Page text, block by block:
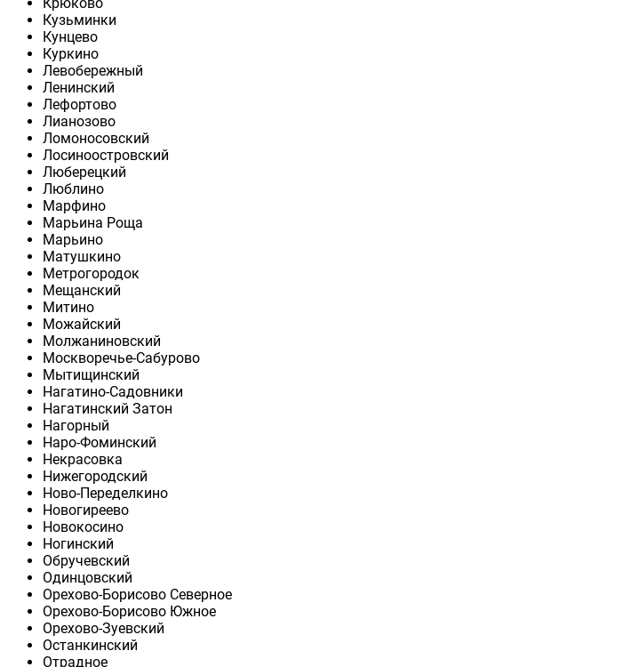
Кузьминки
Кунцево
Куркино
Левобережный
Ленинский
Лефортово
Лианозово
Ломоносовский
Лосиноостровский
Люберецкий
Люблино
Марфино
Марьина Роща
Марьино
Матушкино
Метрогородок
Мещанский
Митино
Можайский
Молжаниновский
Москворечье-Сабурово
Мытищинский
Нагатино-Садовники
Нагатинский Затон
Нагорный
Наро-Фоминский
Некрасовка
Нижегородский
Ново-Переделкино
Новогиреево
Новокосино
Ногинский
Обручевский
Одинцовский
Орехово-Борисово Северное
Орехово-Борисово Южное
Орехово-Зуевский
Останкинский
Отрадное